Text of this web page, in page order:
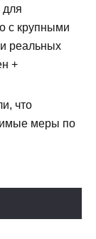
для
с крупными
реальных
+
что
меры по